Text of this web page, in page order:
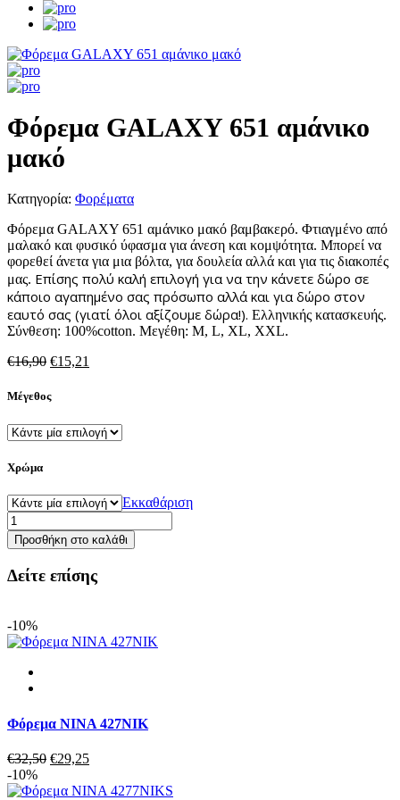
Φόρεμα GALAXY 651 αμάνικο
μακό
Κατηγορία: Φορέματα
Φόρεμα GALAXY 651 αμάνικο μακό βαμβακερό. Φτιαγμένο από
μαλακό και φυσικό ύφασμα για άνεση και κομψότητα. Μπορεί να
φορεθεί άνετα για μια βόλτα, για δουλεία αλλά και για τις διακοπές
μας. Επίσης πολύ καλή επιλογή για να την κάνετε δώρο σε
κάποιο αγαπημένο σας πρόσωπο αλλά και για δώρο στον
εαυτό σας (γιατί όλοι αξίζουμε δώρα!). Ελληνικής κατασκευής.
Σύνθεση: 100%cotton. Μεγέθη: M, L, XL, XXL.
€16,90 Original
was:
€15,21
€15,21.
Μέγεθος
Χρώμα
Εκκαθάριση
Φόρεμα
GALAXY
651
αμάνικο
μακό
Προσθήκη στο καλάθι
Δείτε επίσης
-10%
Φόρεμα NINA 427NIK
€32,50 Original
was:
€29,25Η
τιμή
-10%